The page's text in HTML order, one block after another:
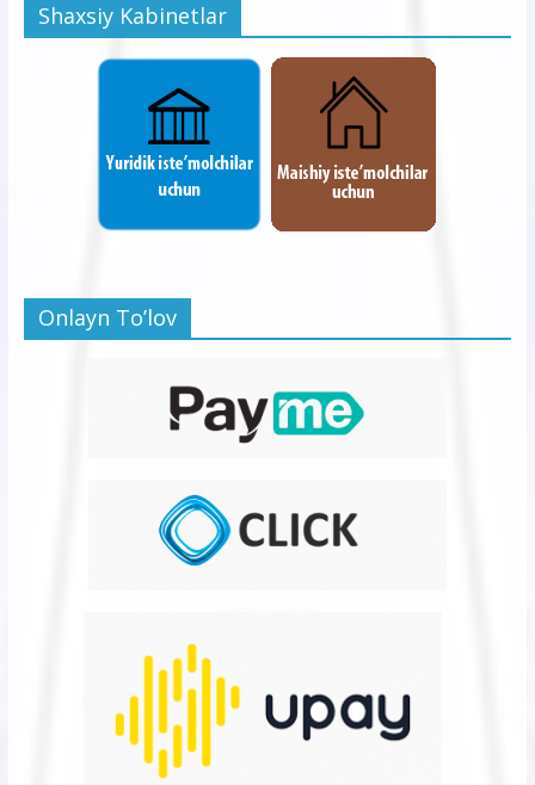
Shaxsiy Kabinetlar
Onlayn To’lov